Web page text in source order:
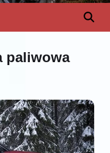
paliwowa